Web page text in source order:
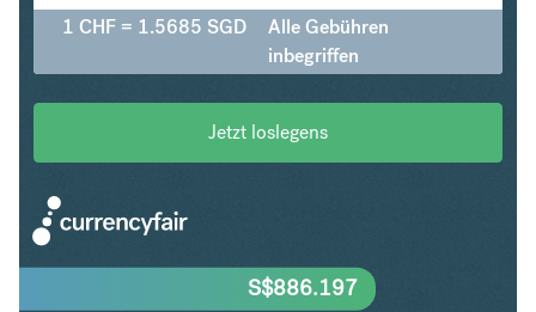
1 CHF = 1.5685 SGD
Alle Gebühren
inbegriffen
Jetzt loslegens
S$886.197